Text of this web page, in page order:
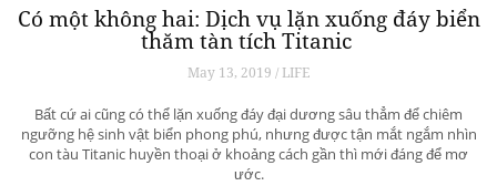
Có một không hai: Dịch vụ lặn xuống đáy biển
thăm tàn tích Titanic
May 13, 2019 / LIFE
Bất cứ ai cũng có thể lặn xuống đáy đại dương sâu thẳm để chiêm
ngưỡng hệ sinh vật biển phong phú, nhưng được tận mắt ngắm nhìn
con tàu Titanic huyền thoại ở khoảng cách gần thì mới đáng để mơ
ước.